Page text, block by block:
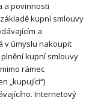
a povinnosti
kupní smlouvy
a
v úmyslu nakoupit
kupní smlouvy
rámec
„kupující“)
Internetový